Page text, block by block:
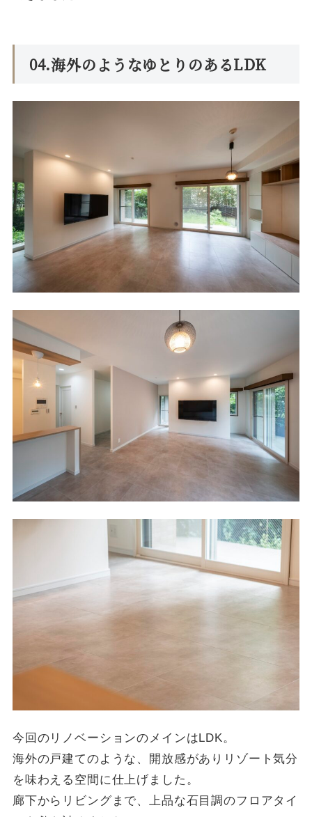
04.海外のようなゆとりのあるLDK
今回のリノベーションのメインはLDK。
海外の戸建てのような、開放感がありリゾート気分
を味わえる空間に仕上げました。
廊下からリビングまで、上品な石目調のフロアタイ